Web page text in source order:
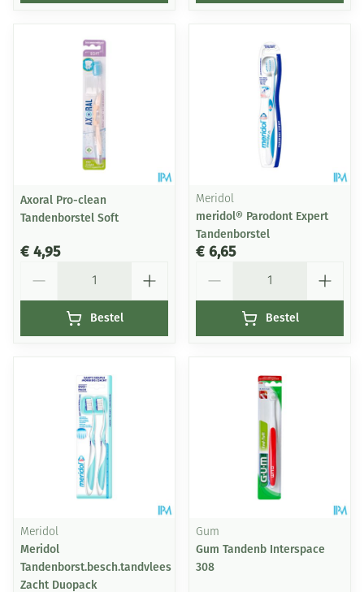
Axoral Pro-clean
Tandenborstel Soft
€ 4,95
Bestel
Meridol
meridol® Parodont Expert
Tandenborstel
€ 6,65
Bestel
Meridol
Meridol
Tandenborst.besch.tandvlees
Zacht Duopack
Gum
Gum Tandenb Interspace
308